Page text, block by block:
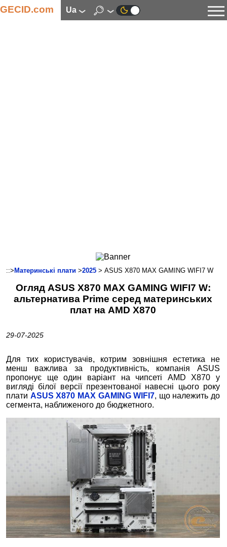
GECID.com ua
Смартфони
Комунікації
Автоелектроніка
Програмне забезпечення
::> Материнські плати >2025 > ASUS X870 MAX GAMING WIFI7 W
Огляд ASUS X870 MAX GAMING WIFI7 W:
альтернатива Prime серед материнських
плат на AMD X870
29-07-2025
Для тих користувачів, котрим зовнішня естетика не
менш важлива за продуктивність, компанія ASUS
пропонує ще один варіант на чипсеті AMD X870 у
вигляді білої версії презентованої навесні цього року
плати ASUS X870 MAX GAMING WIFI7, що належить до
сегмента, наближеного до бюджетного.